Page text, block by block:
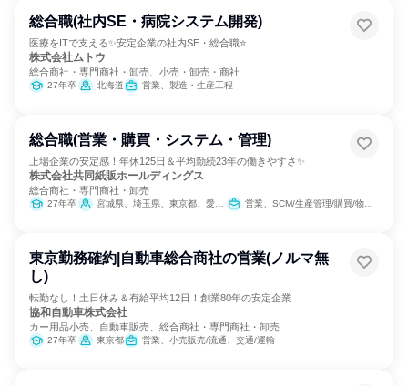
総合職(社内SE・病院システム開発)
医療をITで支える✨安定企業の社内SE・総合職⭐
株式会社ムトウ
総合商社・専門商社・卸売、小売・卸売・商社
27年卒 北海道 営業、製造・生産工程
総合職(営業・購買・システム・管理)
上場企業の安定感！年休125日＆平均勤続23年の働きやすさ✨
株式会社共同紙販ホールディングス
総合商社・専門商社・卸売
27年卒 宮城県、埼玉県、東京都、愛知県、大阪府、鹿児島県 営業、SCM/生産管理/購買/物流、経理/税務/財務、総務、IT、組織運営管理・公務員・事務系職種、経営/事業企画
東京勤務確約|自動車総合商社の営業(ノルマ無
し)
転勤なし！土日休み＆有給平均12日！創業80年の安定企業
協和自動車株式会社
カー用品小売、自動車販売、総合商社・専門商社・卸売
27年卒 東京都 営業、小売販売/流通、交通/運輸